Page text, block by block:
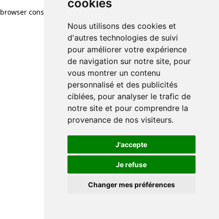
cookies
Nous utilisons des cookies et
d'autres technologies de suivi
pour améliorer votre expérience
de navigation sur notre site, pour
vous montrer un contenu
personnalisé et des publicités
ciblées, pour analyser le trafic de
notre site et pour comprendre la
provenance de nos visiteurs.
J'accepte
Je refuse
Changer mes préférences
browser console for more information)